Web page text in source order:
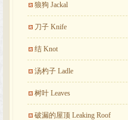
狼狗 Jackal
刀子 Knife
结 Knot
汤杓子 Ladle
树叶 Leaves
破漏的屋顶 Leaking Roof